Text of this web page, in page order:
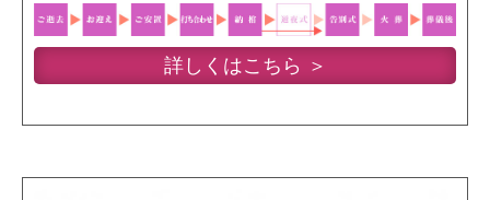
詳しくはこちら ＞